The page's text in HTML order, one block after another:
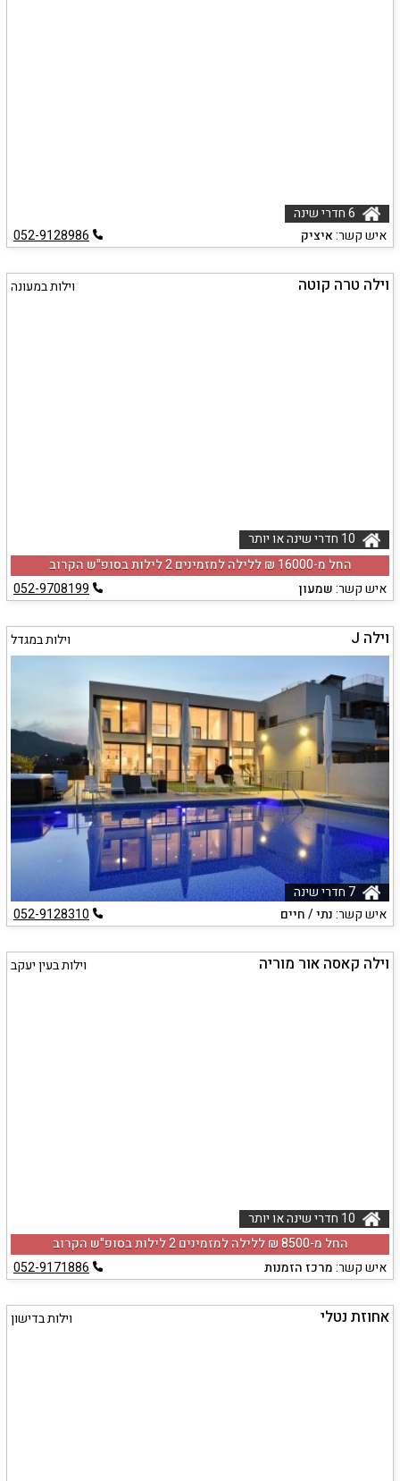
איש קשר:איציק 052-9128986
וילה טרה קוטה וילות במעונה
החל מ-‏16000 ₪ ללילה למזמינים 2 לילות בסופ"ש הקרוב
איש קשר:שמעון 052-9708199
וילה J וילות במגדל
איש קשר:נתי / חיים 052-9128310
וילה קאסה אור מוריה וילות בעין יעקב
החל מ-‏8500 ₪ ללילה למזמינים 2 לילות בסופ"ש הקרוב
איש קשר:מרכז הזמנות 052-9171886
אחוזת נטלי וילות בדישון